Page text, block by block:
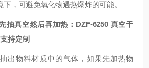
下，可避免氧化物遇热爆炸的可能。
抽真空然后再加热： DZF-6250 真空干
持定制
出物料材质中的气体，如果先加热物